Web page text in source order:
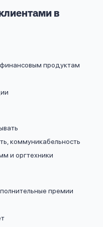
в
финансовым продуктам
коммуникабельность
и оргтехники
премии